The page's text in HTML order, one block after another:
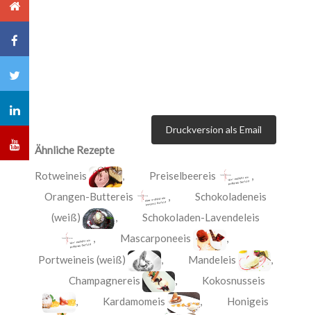
Druckversion als Email
Ähnliche Rezepte
Rotweineis , Preiselbeereis
,
Orangen-Buttereis
,Schokoladeneis
(weiß)
,Schokoladen-Lavendeleis
, Mascarponeeis
,
Portweineis (weiß)
, Mandeleis
,
Champagnereis
, Kokosnusseis
, Kardamomeis , Honigeis